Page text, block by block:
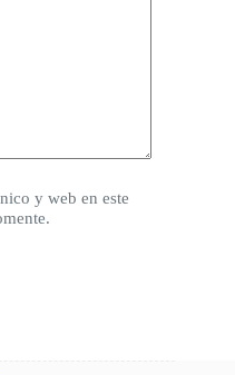
y web en este